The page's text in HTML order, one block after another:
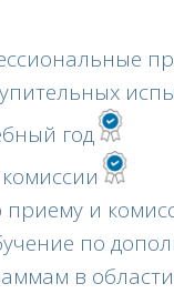
год
приему и
по
в области